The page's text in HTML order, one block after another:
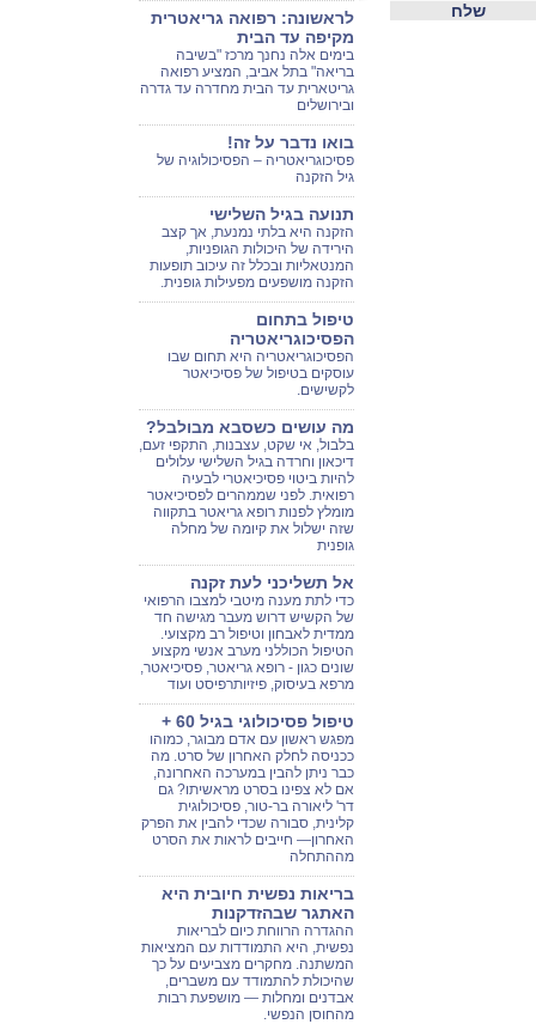
שלח
לראשונה: רפואה גריאטרית
מקיפה עד הבית
בימים אלה נחנך מרכז "בשיבה
בריאה" בתל אביב, המציע רפואה
גריטארית עד הבית מחדרה עד גדרה
ובירושלים
בואו נדבר על זה!
פסיכוגריאטריה – הפסיכולוגיה של
גיל הזקנה
תנועה בגיל השלישי
הזקנה היא בלתי נמנעת, אך קצב
הירידה של היכולות הגופניות,
המנטאליות ובכלל זה עיכוב תופעות
הזקנה מושפעים מפעילות גופנית.
טיפול בתחום
הפסיכוגריאטריה
הפסיכוגריאטריה היא תחום שבו
עוסקים בטיפול של פסיכיאטר
לקשישים.
מה עושים כשסבא מבולבל?
בלבול, אי שקט, עצבנות, התקפי זעם,
דיכאון וחרדה בגיל השלישי עלולים
להיות ביטוי פסיכיאטרי לבעיה
רפואית. לפני שממהרים לפסיכיאטר
מומלץ לפנות רופא גריאטר בתקווה
שזה ישלול את קיומה של מחלה
גופנית
אל תשליכני לעת זקנה
כדי לתת מענה מיטבי למצבו הרפואי
של הקשיש דרוש מעבר מגישה חד
ממדית לאבחון וטיפול רב מקצועי.
הטיפול הכוללני מערב אנשי מקצוע
שונים כגון - רופא גריאטר, פסיכיאטר,
מרפא בעיסוק, פיזיותרפיסט ועוד
טיפול פסיכולוגי בגיל 60 +
מפגש ראשון עם אדם מבוגר, כמוהו
ככניסה לחלק האחרון של סרט. מה
כבר ניתן להבין במערכה האחרונה,
אם לא צפינו בסרט מראשיתו? גם
דר' ליאורה בר-טור, פסיכולוגית
קלינית, סבורה שכדי להבין את הפרק
האחרון— חייבים לראות את הסרט
מההתחלה
בריאות נפשית חיובית היא
האתגר שבהזדקנות
ההגדרה הרווחת כיום לבריאות
נפשית, היא התמודדות עם המציאות
המשתנה. מחקרים מצביעים על כך
שהיכולת להתמודד עם משברים,
אבדנים ומחלות — מושפעת רבות
מהחוסן הנפשי.